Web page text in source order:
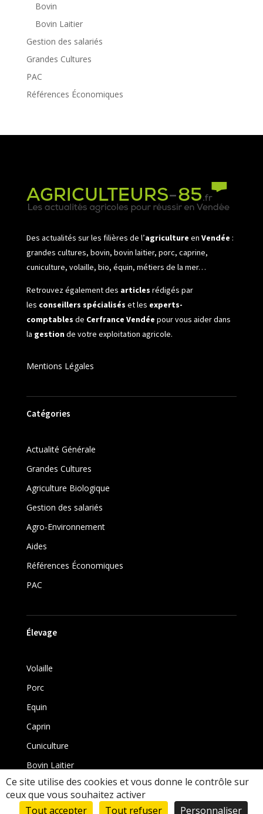
Bovin
Bovin Laitier
Gestion des salariés
Grandes Cultures
PAC
Références Économiques
Des actualités sur les filières de l’agriculture en Vendée :
grandes cultures, bovin, bovin laitier, porc, caprine,
cuniculture, volaille, bio, équin, métiers de la mer…
Retrouvez également des articles rédigés par
les conseillers spécialisés et les experts-
comptables de Cerfrance Vendée pour vous aider dans
la gestionde votre exploitation agricole.
Mentions Légales
Catégories
Actualité Générale
Grandes Cultures
Agriculture Biologique
Gestion des salariés
Agro-Environnement
Aides
Références Économiques
PAC
Élevage
Volaille
Porc
Equin
Caprin
Cuniculture
Bovin Laitier
Bovin
Ce site utilise des cookies et vous donne le contrôle sur
ceux que vous souhaitez activer
Tout accepter
Tout refuser Personnaliser